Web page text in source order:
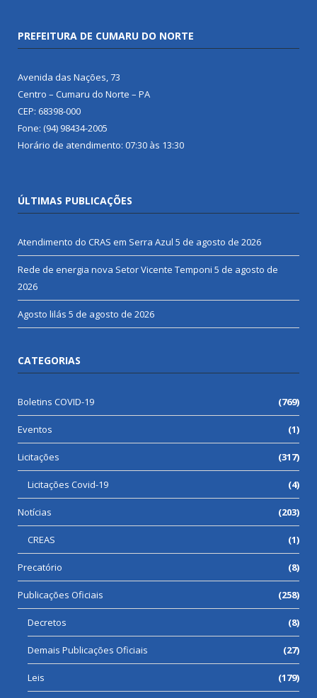
PREFEITURA DE CUMARU DO NORTE
Avenida das Nações, 73
Centro – Cumaru do Norte – PA
CEP: 68398-000
Fone: (94) 98434-2005
Horário de atendimento: 07:30 às 13:30
ÚLTIMAS PUBLICAÇÕES
Atendimento do CRAS em Serra Azul 5 de agosto de 2026
Rede de energia nova Setor Vicente Temponi 5 de agosto de
2026
Agosto lilás 5 de agosto de 2026
CATEGORIAS
Boletins COVID-19 (769)
Eventos (1)
Licitações (317)
Licitações Covid-19 (4)
Notícias (203)
CREAS (1)
Precatório (8)
Publicações Oficiais (258)
Decretos (8)
Demais Publicações Oficiais (27)
Leis (179)